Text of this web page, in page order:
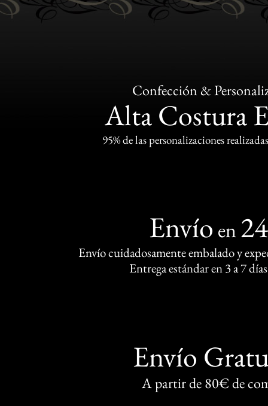
Confección &
Alta Costura
95% de las personalizaciones
Envío en
Envío cuidadosamente embalado y
Entrega estándar en 3 a 7
Envío
A partir de 80€ de